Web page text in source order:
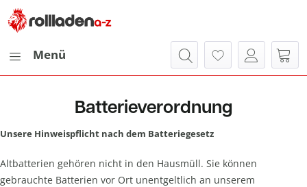
Menü
Batterieverordnung
Unsere Hinweispflicht nach dem Batteriegesetz
Altbatterien gehören nicht in den Hausmüll. Sie können
gebrauchte Batterien vor Ort unentgeltlich an unserem